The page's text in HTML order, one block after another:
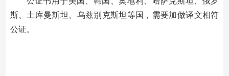
斯、土库曼斯坦、乌兹别克斯坦等国，需要加做译文相符
公证。